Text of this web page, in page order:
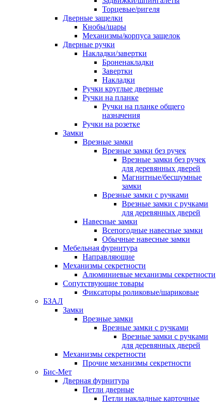
Торцевые/ригеля
Дверные защелки
Кнобы/шары
Механизмы/корпуса защелок
Дверные ручки
Накладки/завертки
Броненакладки
Завертки
Накладки
Ручки круглые дверные
Ручки на планке
Ручки на планке общего
назначения
Ручки на розетке
Замки
Врезные замки
Врезные замки без ручек
Врезные замки без ручек
для деревянных дверей
Магнитные/бесшумные
замки
Врезные замки с ручками
Врезные замки с ручками
для деревянных дверей
Навесные замки
Всепогодные навесные замки
Обычные навесные замки
Мебельная фурнитура
Направляющие
Механизмы секретности
Алюминиевые механизмы секретности
Сопутствующие товары
Фиксаторы роликовые/шариковые
БЗАЛ
Замки
Врезные замки
Врезные замки с ручками
Врезные замки с ручками
для деревянных дверей
Механизмы секретности
Прочие механизмы секретности
Бис-Мет
Дверная фурнитура
Петли дверные
Петли накладные карточные